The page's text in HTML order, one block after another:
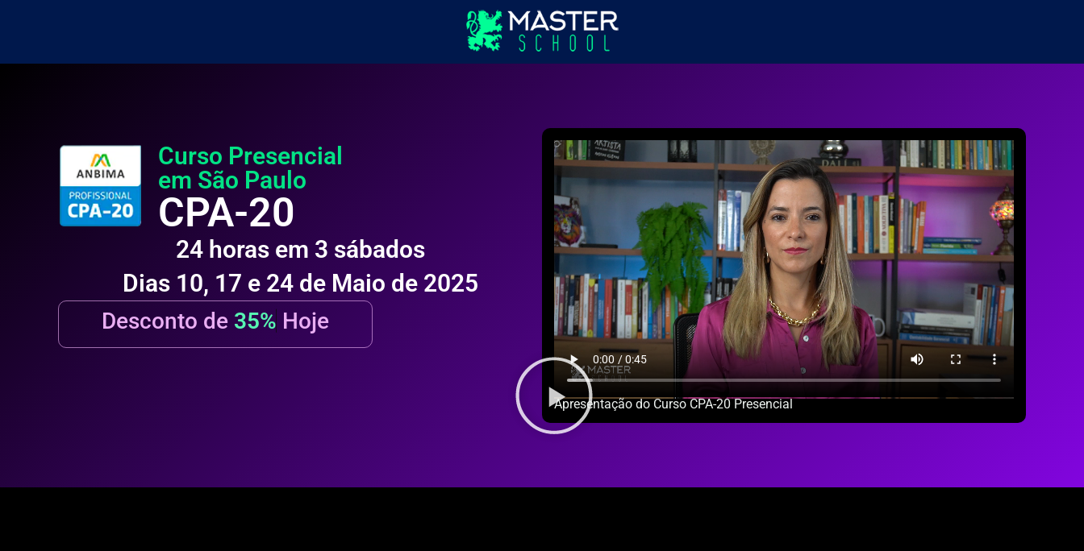
Curso Presencial
em São Paulo
CPA-20
24 horas em 3 sábados
Dias 10, 17 e 24 de Maio de 2025
Desconto de 35% Hoje
Apresentação do Curso CPA-20 Presencial